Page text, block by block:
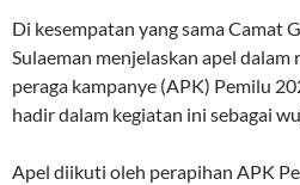
Di kesempatan yang sama Camat
Sulaeman menjelaskan apel
peraga kampanye (APK) Pemilu
hadir dalam kegiatan ini sebagai
Apel diikuti oleh perapihan APK